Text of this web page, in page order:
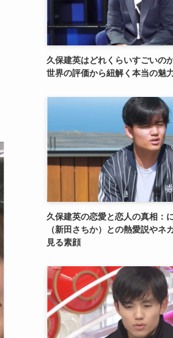
久保建英はどれくらいすごいの
世界の評価から紐解く本当の魅
久保建英の恋愛と恋人の真相：
（新田さちか）との熱愛説やネ
見る素顔